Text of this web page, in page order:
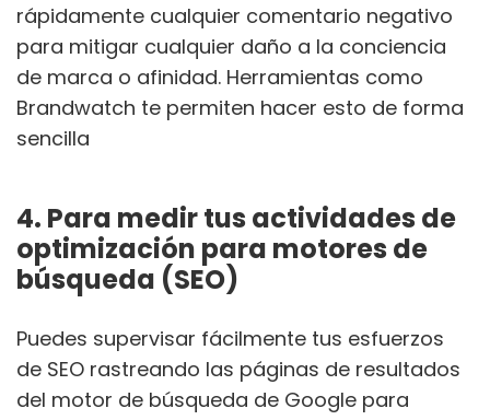
rápidamente cualquier comentario negativo
para mitigar cualquier daño a la conciencia
de marca o afinidad. Herramientas como
Brandwatch te permiten hacer esto de forma
sencilla
4. Para medir tus actividades de
optimización para motores de
búsqueda (SEO)
Puedes supervisar fácilmente tus esfuerzos
de SEO rastreando las páginas de resultados
del motor de búsqueda de Google para